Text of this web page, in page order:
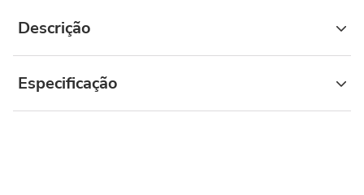
Descrição
Especificação